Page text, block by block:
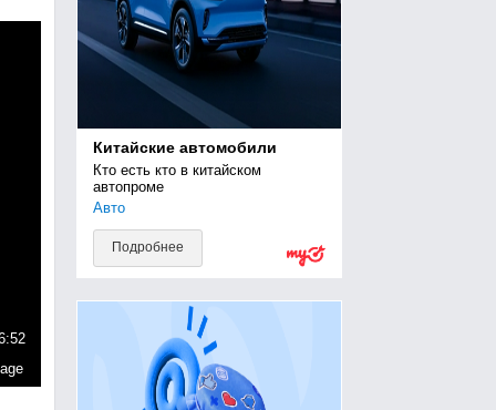
Китайские автомобили
Кто есть кто в китайском
автопроме
Авто
Подробнее